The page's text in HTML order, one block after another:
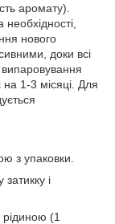
аромату).
нового
доки всі
випаровування
1-3 місяці. Для
з упаковки.
затикку і
рідиною (1